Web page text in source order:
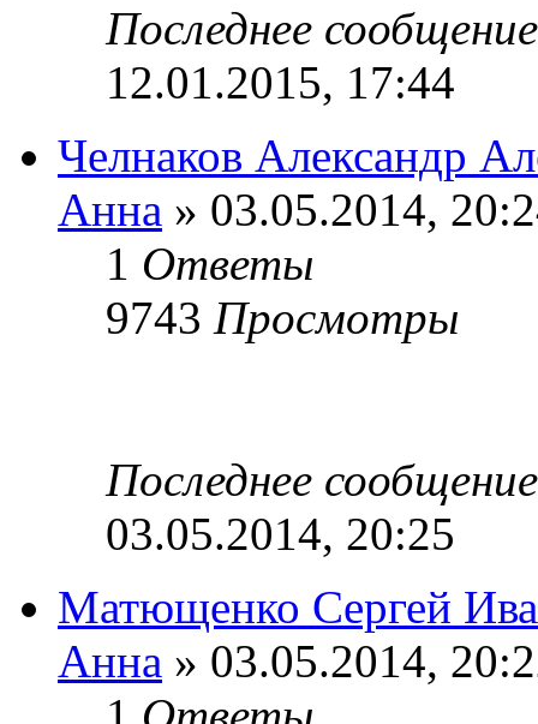
Последнее
12.01.2015, 17:44
Челнаков Александр
Анна » 03.05.2014,
1 Ответы
9743 Просмотры
Последнее
03.05.2014, 20:25
Матющенко Сергей
Анна » 03.05.2014,